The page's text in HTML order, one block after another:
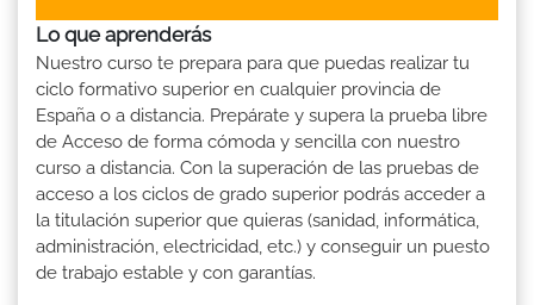
Lo que aprenderás
Nuestro curso te prepara para que puedas realizar tu
ciclo formativo superior en cualquier provincia de
España o a distancia. Prepárate y supera la prueba libre
de Acceso de forma cómoda y sencilla con nuestro
curso a distancia. Con la superación de las pruebas de
acceso a los ciclos de grado superior podrás acceder a
la titulación superior que quieras (sanidad, informática,
administración, electricidad, etc.) y conseguir un puesto
de trabajo estable y con garantías.